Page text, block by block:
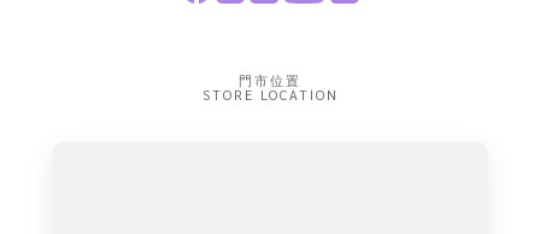
門市位置
STORE LOCATION